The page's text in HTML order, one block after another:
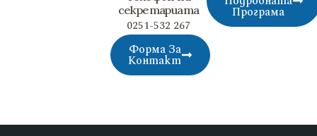
Програма
секретариата
0251-532 267
Форма За
Контакт